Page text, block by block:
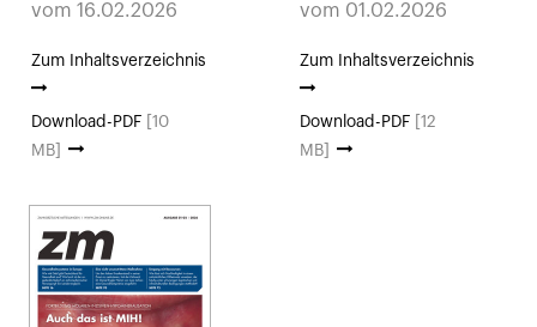
vom 16.02.2026
Zum Inhaltsverzeichnis
Download-PDF
[10
MB]
vom 01.02.2026
Zum Inhaltsverzeichnis
Download-PDF
[12
MB]